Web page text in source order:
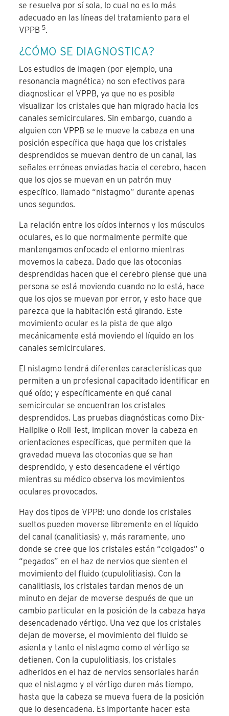
se resuelva por sí sola, lo cual no es lo más
adecuado en las líneas del tratamiento para el
VPPB 5.
¿CÓMO SE DIAGNOSTICA?
Los estudios de imagen (por ejemplo, una
resonancia magnética) no son efectivos para
diagnosticar el VPPB, ya que no es posible
visualizar los cristales que han migrado hacia los
canales semicirculares. Sin embargo, cuando a
alguien con VPPB se le mueve la cabeza en una
posición específica que haga que los cristales
desprendidos se muevan dentro de un canal, las
señales erróneas enviadas hacia el cerebro, hacen
que los ojos se muevan en un patrón muy
específico, llamado “nistagmo” durante apenas
unos segundos.
La relación entre los oídos internos y los músculos
oculares, es lo que normalmente permite que
mantengamos enfocado el entorno mientras
movemos la cabeza. Dado que las otoconias
desprendidas hacen que el cerebro piense que una
persona se está moviendo cuando no lo está, hace
que los ojos se muevan por error, y esto hace que
parezca que la habitación está girando. Este
movimiento ocular es la pista de que algo
mecánicamente está moviendo el líquido en los
canales semicirculares.
El nistagmo tendrá diferentes características que
permiten a un profesional capacitado identificar en
qué oído; y específicamente en qué canal
semicircular se encuentran los cristales
desprendidos. Las pruebas diagnósticas como Dix-
Hallpike o Roll Test, implican mover la cabeza en
orientaciones específicas, que permiten que la
gravedad mueva las otoconias que se han
desprendido, y esto desencadene el vértigo
mientras su médico observa los movimientos
oculares provocados.
Hay dos tipos de VPPB: uno donde los cristales
sueltos pueden moverse libremente en el líquido
del canal (canalitiasis) y, más raramente, uno
donde se cree que los cristales están “colgados” o
“pegados” en el haz de nervios que sienten el
movimiento del fluido (cupulolitiasis). Con la
canalitiasis, los cristales tardan menos de un
minuto en dejar de moverse después de que un
cambio particular en la posición de la cabeza haya
desencadenado vértigo. Una vez que los cristales
dejan de moverse, el movimiento del fluido se
asienta y tanto el nistagmo como el vértigo se
detienen. Con la cupulolitiasis, los cristales
adheridos en el haz de nervios sensoriales harán
que el nistagmo y el vértigo duren más tiempo,
hasta que la cabeza se mueva fuera de la posición
que lo desencadena. Es importante hacer esta